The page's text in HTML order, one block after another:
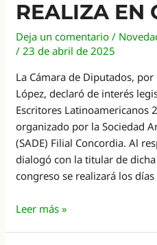
REALIZA EN
Deja un comentario /
/ 23 de abril de 2025
La Cámara de Diputados,
López, declaró de interés
Escritores Latinoamericanos
organizado por la Sociedad
(SADE) Filial Concordia. Al
dialogó con la titular de
congreso se realizará los
El
Leer más »